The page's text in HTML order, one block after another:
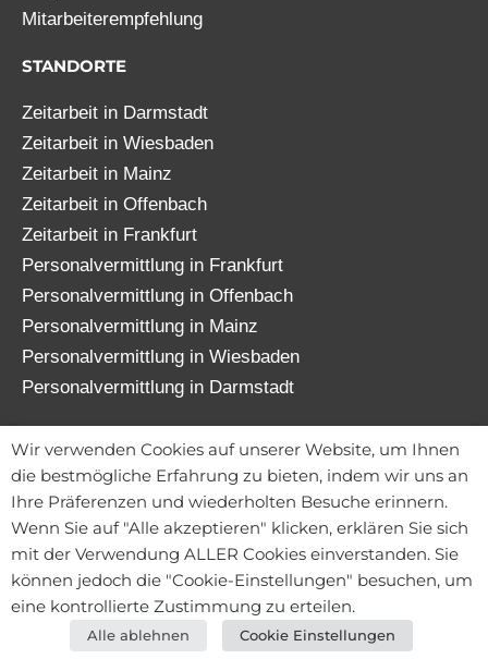
Mitarbeiterempfehlung
STANDORTE
Zeitarbeit in Darmstadt
Zeitarbeit in Wiesbaden
Zeitarbeit in Mainz
Zeitarbeit in Offenbach
Zeitarbeit in Frankfurt
Personalvermittlung in Frankfurt
Personalvermittlung in Offenbach
Personalvermittlung in Mainz
Personalvermittlung in Wiesbaden
Personalvermittlung in Darmstadt
© 2026 TATENWERK FRANKFURT GmbH
Kontakt
Mitarbeiterportal
Datenschutz
Impressum
Downloads
Wir verwenden Cookies auf unserer Website, um Ihnen
die bestmögliche Erfahrung zu bieten, indem wir uns an
Ihre Präferenzen und wiederholten Besuche erinnern.
Wenn Sie auf "Alle akzeptieren" klicken, erklären Sie sich
mit der Verwendung ALLER Cookies einverstanden. Sie
können jedoch die "Cookie-Einstellungen" besuchen, um
eine kontrollierte Zustimmung zu erteilen.
Alle ablehnen Cookie Einstellungen